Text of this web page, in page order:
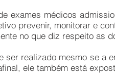
exames médicos
prevenir, monitorar e
no que diz respeito as
ser realizado mesmo se
ele também está